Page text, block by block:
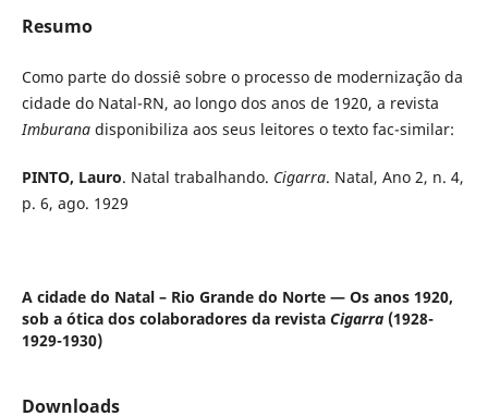
Resumo
Como parte do dossiê sobre o processo de modernização da
cidade do Natal-RN, ao longo dos anos de 1920, a revista
Imburanadisponibiliza aos seus leitores o texto fac-similar:
PINTO, Lauro. Natal trabalhando. Cigarra. Natal, Ano 2, n. 4,
p. 6, ago. 1929
A cidade do Natal – Rio Grande do Norte — Os anos 1920,
sob a ótica dos colaboradores da revista Cigarra(1928-
1929-1930)
Downloads